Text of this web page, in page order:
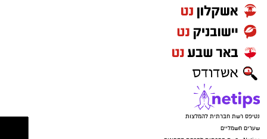
את קוד הגישה לטלפון הנייד שלו.
מנגד, סנגורו של החשוד, עו"ד ישראל קליין, טען כי
מדובר בתלונת שווא שהוגשה על רקע סכסוך פנימי
בעירייה. לדבריו, בשבועות האחרונים הופצו הודעות
ווטסאפ בקבוצות של העירייה הנוגעות לחשוד, וכי
לפני כשבועיים הגיש מרשו תלונה במשטרה בגין
איומים וסחיטה. לטענת ההגנה, הרקע לפרשה הוא
יש לכם מידע חשוב שטרם נחשף? צילומים מאירוע
חדשותי? מצאתם טעות בכתבה? נשמח שתשתפו
אותנו